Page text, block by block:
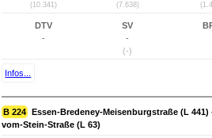
(10.341) (7.638)
DTV
-
SV
-
(-)
Infos...
B 224 Essen-Bredeney-Meisenburgstraße (L
vom-Stein-Straße (L 63)